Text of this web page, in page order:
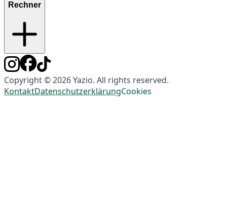
Rechner
Copyright © 2026 Yazio. All rights reserved.
KontaktDatenschutzerklärungCookies